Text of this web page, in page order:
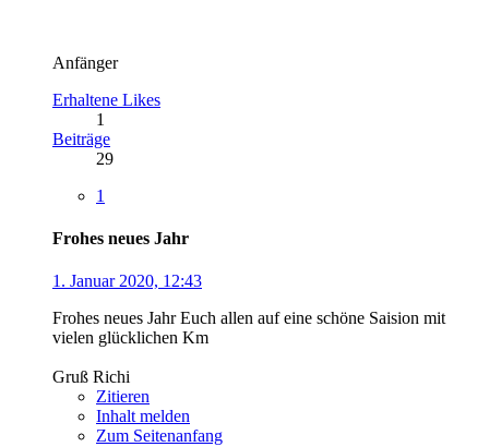
Anfänger
Erhaltene Likes
1
Beiträge
29
1
Frohes neues Jahr
1. Januar 2020, 12:43
Frohes neues Jahr Euch allen auf eine schöne Saision mit
vielen glücklichen Km
Gruß Richi
Zitieren
Inhalt melden
Zum Seitenanfang